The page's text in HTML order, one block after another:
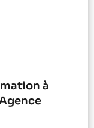
à